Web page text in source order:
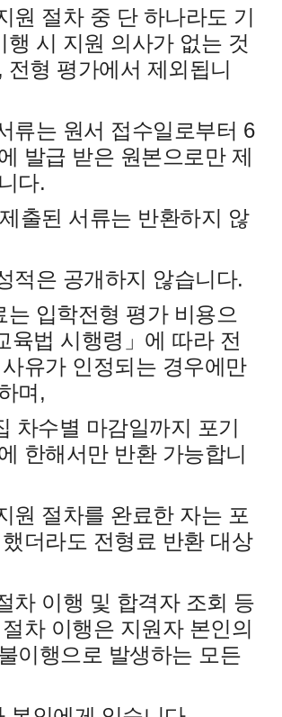
원 절차 중 단 하나라도 기
행 시 지원 의사가 없는 것
전형 평가에서 제외됩니
류는 원서 접수일로부터 6
발급 받은 원본으로만 제
다.
출된 서류는 반환하지 않
적은 공개하지 않습니다.
는 입학전형 평가 비용으
육법 시행령」에 따라 전
유가 인정되는 경우에만
며,
수별 마감일까지 포기
한해서만 반환 가능합니
원 절차를 완료한 자는 포
더라도 전형료 반환 대상
차 이행 및 합격자 조회 등
차 이행은 지원자 본인의
이행으로 발생하는 모든